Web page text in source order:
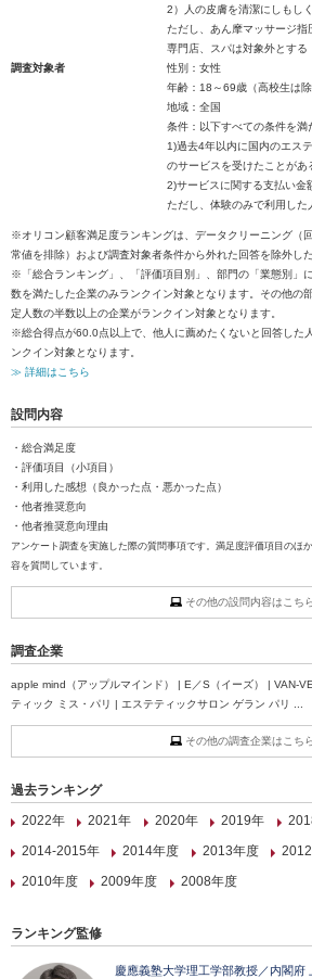
2）人の皮膚を清潔にしもし
ただし、あん摩マッサージ
専門店、スパは対象外とする
調査対象者
性別：女性
年齢：18～69歳（高校生は除
地域：全国
条件：以下すべての条件を満
1)過去4年以内に国内のエス
のサービスを受けたことがあ
2)サービスに関する支払い金
ただし、体験のみで利用した
※オリコン顧客満足度ランキングは、データクリーニング（
常値を排除）および調査対象者条件から外れた回答を除外し
※「総合ランキング」、「評価項目別」、部門の「業態別」
数を満たした企業のみランクイン対象となります。その他の
定人数の半数以上の企業がランクイン対象となります。
※総合得点が60.0点以上で、他人に薦めたくないと回答した
ンクイン対象となります。
≫ 詳細はこちら
設問内容
・総合満足度
・評価項目（小項目）
・利用した感想（良かった点・悪かった点）
・他者推奨意向
・他者推奨意向理由
アンケート調査を実施した際の質問事項です。満足度評価項目のほ
容を質問しています。
その他の設問内容はこち
調査企業
apple mind（アップルマインド） | E／S（イーズ） | VAN-
ティック ミス・パリ | エステティックサロン ゲラン パリ ...
その他の調査企業はこち
過去ランキング
2022年
2021年 2020年 2019年
2014-2015年
2014年度 2013年度
2010年度
2009年度 2008年度
ランキング監修
慶應義塾大学理工学部教授／内閣府